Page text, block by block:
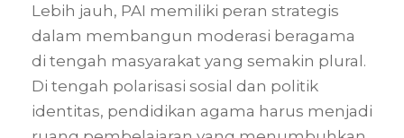
Lebih jauh, PAI memiliki peran strategis
dalam membangun moderasi beragama
di tengah masyarakat yang semakin plural.
Di tengah polarisasi sosial dan politik
identitas, pendidikan agama harus menjadi